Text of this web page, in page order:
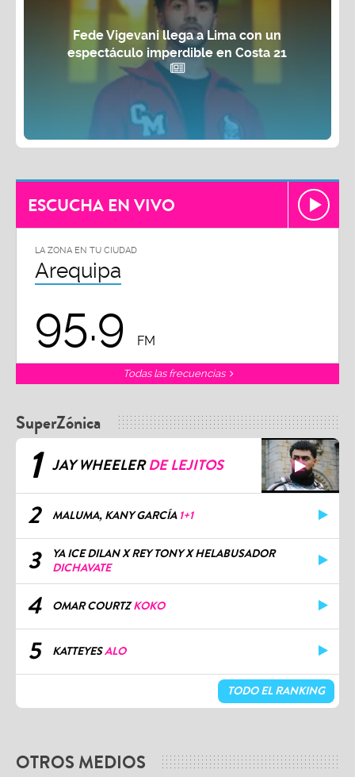
Fede Vigevani llega a Lima con un
espectáculo imperdible en Costa 21
ESCUCHA EN VIVO
LA ZONA EN TU CIUDAD
Arequipa
95.9 FM
Todas las frecuencias
SuperZónica
1 JAY WHEELERDE LEJITOS
2 MALUMA, KANY GARCÍA 1+1
3
YA ICE DILAN X REY TONY X HELABUSADOR
DICHAVATE
4 OMAR COURTZKOKO
5 KATTEYESALO
TODO EL RANKING